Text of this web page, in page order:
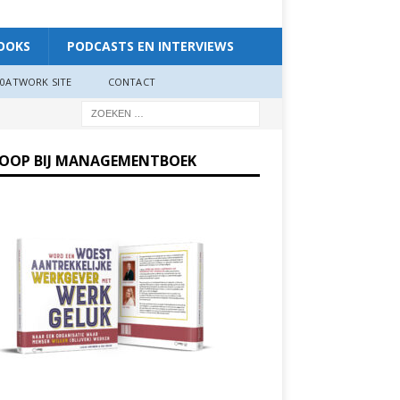
PODCASTS EN INTERVIEWS
SITE CONTACT
BIJ MANAGEMENTBOEK